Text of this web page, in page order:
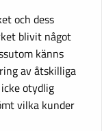
och dess
blivit något
känns
av åtskilliga
otydlig
vilka kunder